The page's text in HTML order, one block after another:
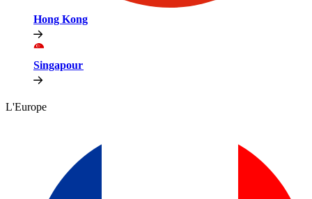
Hong Kong​​
Singapour​​
L'Europe​​